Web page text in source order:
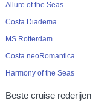
Allure of the Seas
Costa Diadema
MS Rotterdam
Costa neoRomantica
Harmony of the Seas
Beste cruise rederijen